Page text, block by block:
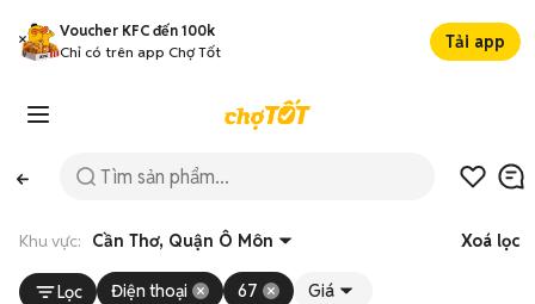
Voucher KFC đến 100k
Chỉ có trên app Chợ Tốt
Tải app
Khu vực: Cần Thơ, Quận Ô Môn Xoá lọc
Lọc Điện thoại 67 Giá